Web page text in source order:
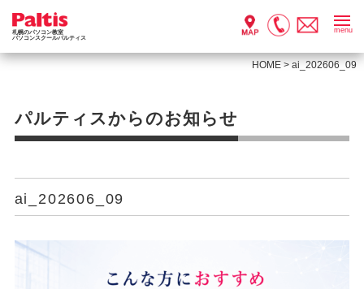
札幌のパソコン教室
パソコンスクールパルティス
menu
HOME >ai_202606_09
パルティスからのお知らせ
ai_202606_09